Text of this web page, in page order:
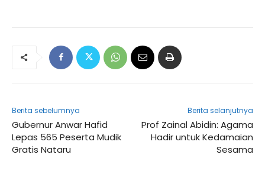
Berita sebelumnya
Gubernur Anwar Hafid
Lepas 565 Peserta Mudik
Gratis Nataru
Berita selanjutnya
Prof Zainal Abidin: Agama
Hadir untuk Kedamaian
Sesama